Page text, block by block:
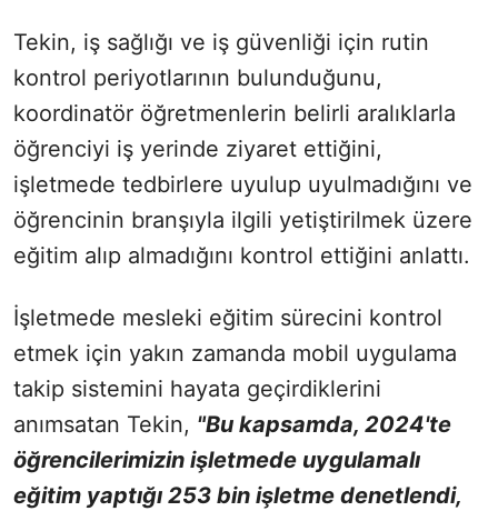
Tekin, iş sağlığı ve iş güvenliği için rutin
kontrol periyotlarının bulunduğunu,
koordinatör öğretmenlerin belirli aralıklarla
öğrenciyi iş yerinde ziyaret ettiğini,
işletmede tedbirlere uyulup uyulmadığını ve
öğrencinin branşıyla ilgili yetiştirilmek üzere
eğitim alıp almadığını kontrol ettiğini anlattı.
İşletmede mesleki eğitim sürecini kontrol
etmek için yakın zamanda mobil uygulama
takip sistemini hayata geçirdiklerini
anımsatan Tekin, "Bu kapsamda, 2024'te
öğrencilerimizin işletmede uygulamalı
eğitim yaptığı 253 bin işletme denetlendi,